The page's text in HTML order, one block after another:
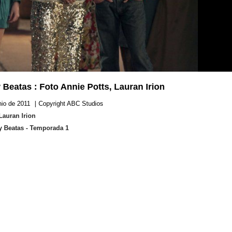
: Foto Annie Potts, Lauran Irion
de 2011
Copyright ABC Studios
Lauran Irion
Beatas - Temporada 1